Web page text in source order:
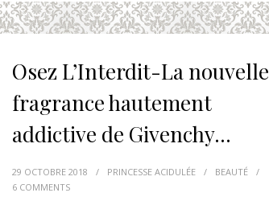
Osez L’Interdit-La nouvelle
fragrance hautement
addictive de Givenchy…
29 OCTOBRE 2018 / PRINCESSE ACIDULÉE / BEAUTÉ
/
6 COMMENTS